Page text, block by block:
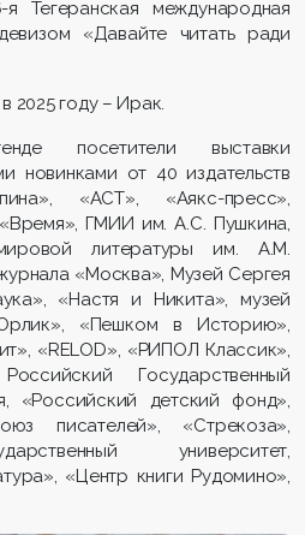
Тегеранская международная
«Давайте читать ради
2025 году – Ирак.
посетители выставки
новинками от 40 издательств
«АСТ», «Аякс-пресс»,
ГМИИ им. А.С. Пушкина,
литературы им. А.М.
«Москва», Музей Сергея
«Настя и Никита», музей
«Пешком в Историю»,
«RELOD», «РИПОЛ Классик»,
Государственный
«Российский детский фонд»,
писателей», «Стрекоза»,
университет,
«Центр книги Рудомино»,